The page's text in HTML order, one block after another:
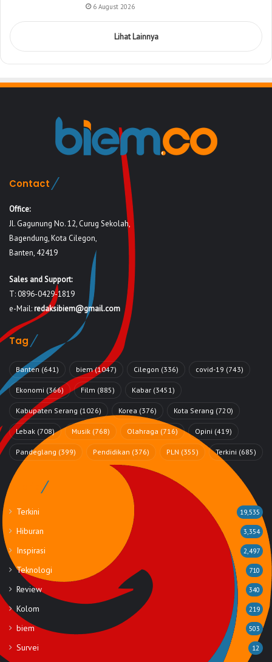
6 August 2026
Lihat Lainnya
Contact
Office:
Jl. Gagunung No. 12, Curug Sekolah,
Bagendung, Kota Cilegon,
Banten, 42419
Sales and Support:
T: 0896-0429-1819
e-Mail:redaksibiem@gmail.com
Tag
Banten (641) biem(1047) Cilegon (336) covid-19 (743)
Ekonomi (366) Film (885) Kabar (3451)
Kabupaten Serang (1026) Korea (376) Kota Serang (720)
Lebak (708) Musik (768) Olahraga (716) Opini (419)
Pandeglang (399) Pendidikan (376) PLN (355) Terkini (685)
Rubrik
Terkini 19,535
Hiburan 3,354
Inspirasi 2,497
Teknologi 710
Review 340
Kolom 219
biem 503
Survei 12